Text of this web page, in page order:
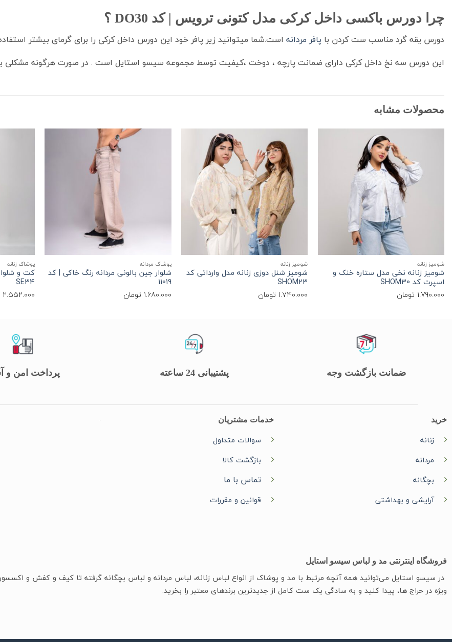
چرا دورس باکسی داخل کرکی مدل کتونی ترویس | کد DO30 ؟
دورس یقه گرد مناسب ست کردن با پافر مردانه است.شما میتوانید زیر پافر خود این دورس داخل کرکی را برای گرمای بیشتر
این دورس سه نخ داخل کرکی دارای ضمانت پارچه ، دوخت ،کیفیت توسط مجموعه سیسو استایل است . در صورت هرگونه مشکلی
محصولات مشابه
شومیز زنانه
شومیز زنانه نخی مدل ستاره خنک و
اسپرت کد SHOM30
1.790.000 تومان
شومیز زنانه
شومیز شنل دوزی زنانه مدل وارداتی کد
SHOM23
1.740.000 تومان
پوشاک مردانه
شلوار جین بالونی مردانه رنگ خاکی | کد
11019
1.680.000 تومان
پوشاک زنانه
کت و
SE34
2.552.000
ضمانت بازگشت وجه پشتیبانی 24 ساعته پرداخت امن و
خرید
زنانه
مردانه
بچگانه
آرایشی و بهداشتی
خدمات مشتریان
سوالات متداول
بازگشت کالا
تماس با ما
قوانین و مقررات
فروشگاه اینترنتی مد و لباس سیسو استایل
در سیسو ‌استایل می‌توانید همه آنچه مرتبط با مد و پوشاک از انواع لباس زنانه، لباس مردانه و لباس بچگانه گرفته تا کیف و کفش و
ویژه در حراج ها، پیدا کنید و به سادگی یک ست کامل از جدیدترین‌ برندهای معتبر را بخرید.